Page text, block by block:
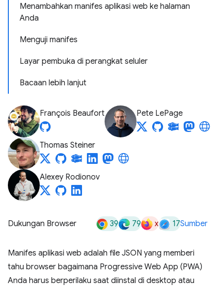
Menambahkan manifes aplikasi web ke halaman
Anda
Menguji manifes
Layar pembuka di perangkat seluler
Bacaan lebih lanjut
François Beaufort Pete LePage
Thomas Steiner
Alexey Rodionov
Dukungan Browser 39 79 x 17Sumber
Manifes aplikasi web adalah file JSON yang memberi
tahu browser bagaimana Progressive Web App (PWA)
Anda harus berperilaku saat diinstal di desktop atau